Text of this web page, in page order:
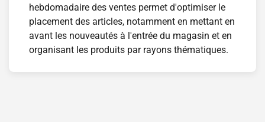
hebdomadaire des ventes permet d'optimiser le
placement des articles, notamment en mettant en
avant les nouveautés à l'entrée du magasin et en
organisant les produits par rayons thématiques.